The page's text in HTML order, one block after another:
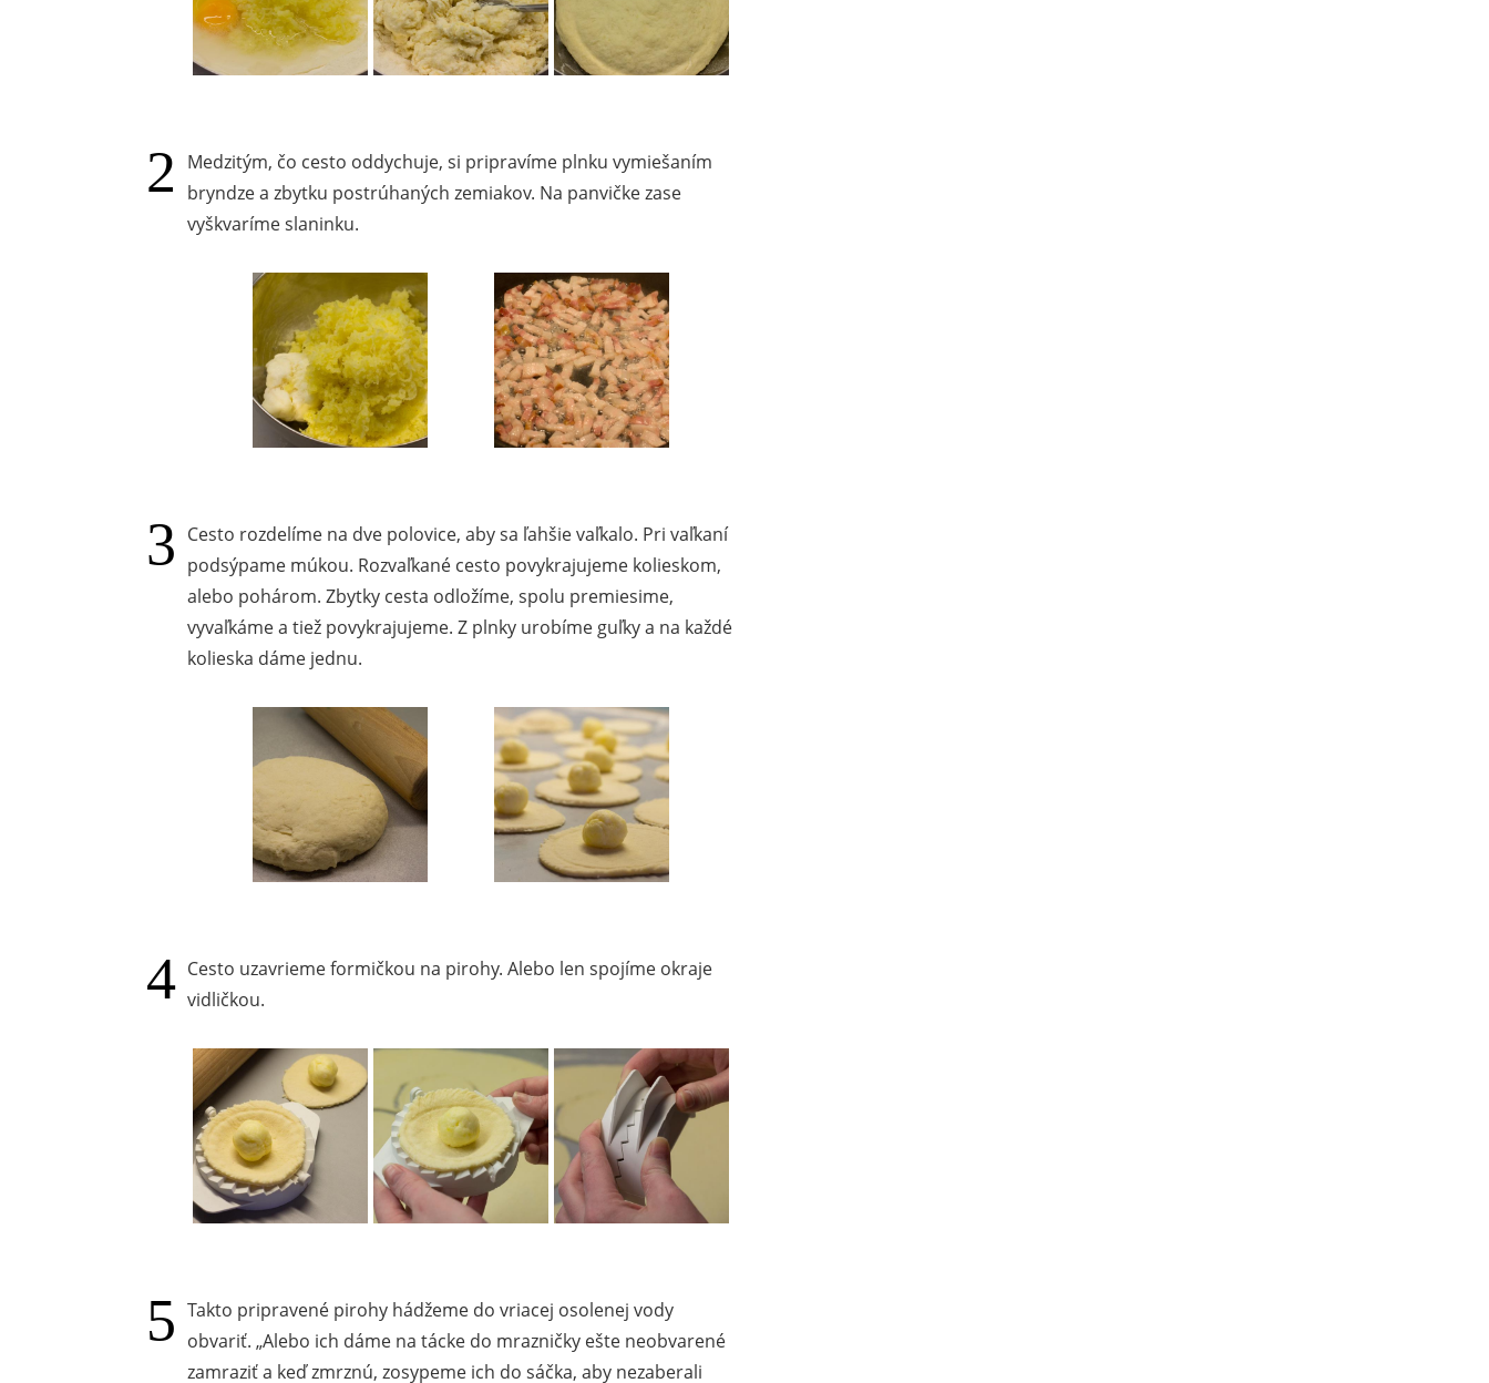
Medzitým, čo cesto oddychuje, si pripravíme plnku vymiešaním
bryndze a zbytku postrúhaných zemiakov. Na panvičke zase
vyškvaríme slaninku.
Cesto rozdelíme na dve polovice, aby sa ľahšie vaľkalo. Pri vaľkaní
podsýpame múkou. Rozvaľkané cesto povykrajujeme kolieskom,
alebo pohárom. Zbytky cesta odložíme, spolu premiesime,
vyvaľkáme a tiež povykrajujeme. Z plnky urobíme guľky a na každé
kolieska dáme jednu.
Cesto uzavrieme formičkou na pirohy. Alebo len spojíme okraje
vidličkou.
Takto pripravené pirohy hádžeme do vriacej osolenej vody
obvariť. Alebo ich dáme na tácke do mrazničky ešte neobvarené
zamraziť a keď zmrznú, zosypeme ich do sáčka, aby nezaberali